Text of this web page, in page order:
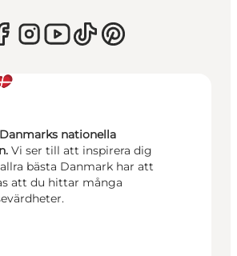
nationella
Vi ser till att inspirera dig
bästa Danmark har att
att du hittar många